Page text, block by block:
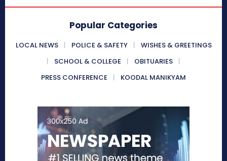
Popular Categories
LOCAL NEWS POLICE & SAFETY
WISHES & GREETINGS
SCHOOL & COLLEGE
OBITUARIES
PRESS CONFERENCE
KOODAL MANIKYAM